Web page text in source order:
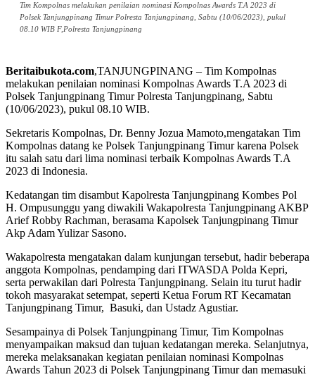
Tim Kompolnas melakukan penilaian nominasi Kompolnas Awards T.A 2023 di
Polsek Tanjungpinang Timur Polresta Tanjungpinang, Sabtu (10/06/2023), pukul
08.10 WIB F,Polresta Tanjungpinang
Beritaibukota.com,TANJUNGPINANG – Tim Kompolnas
melakukan penilaian nominasi Kompolnas Awards T.A 2023 di
Polsek Tanjungpinang Timur Polresta Tanjungpinang, Sabtu
(10/06/2023), pukul 08.10 WIB.
Sekretaris Kompolnas, Dr. Benny Jozua Mamoto,mengatakan Tim
Kompolnas datang ke Polsek Tanjungpinang Timur karena Polsek
itu salah satu dari lima nominasi terbaik Kompolnas Awards T.A
2023 di Indonesia.
Kedatangan tim disambut Kapolresta Tanjungpinang Kombes Pol
H. Ompusunggu yang diwakili Wakapolresta Tanjungpinang AKBP
Arief Robby Rachman, berasama Kapolsek Tanjungpinang Timur
Akp Adam Yulizar Sasono.
Wakapolresta mengatakan dalam kunjungan tersebut, hadir beberapa
anggota Kompolnas, pendamping dari ITWASDA Polda Kepri,
serta perwakilan dari Polresta Tanjungpinang. Selain itu turut hadir
tokoh masyarakat setempat, seperti Ketua Forum RT Kecamatan
Tanjungpinang Timur, Basuki, dan Ustadz Agustiar.
Sesampainya di Polsek Tanjungpinang Timur, Tim Kompolnas
menyampaikan maksud dan tujuan kedatangan mereka. Selanjutnya,
mereka melaksanakan kegiatan penilaian nominasi Kompolnas
Awards Tahun 2023 di Polsek Tanjungpinang Timur dan memasuki